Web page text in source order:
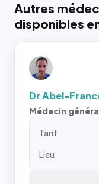
Autres
disponibles
Dr Abel-
Médecin
Tarif
Lieu